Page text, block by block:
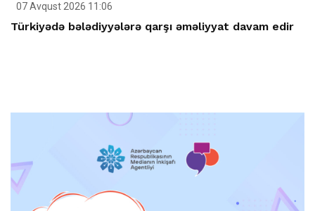
07 Avqust 2026 11:06
Türkiyədə bələdiyyələrə qarşı əməliyyat davam edir